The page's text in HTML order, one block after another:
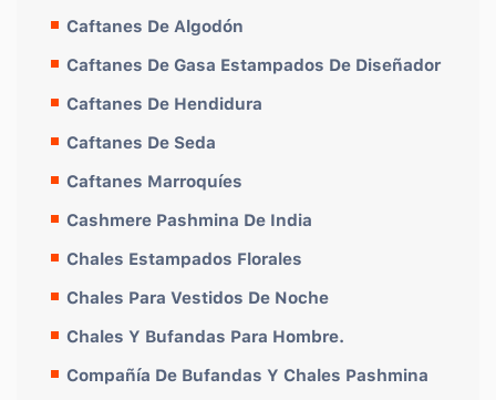
Caftanes De Algodón
Caftanes De Gasa Estampados De Diseñador
Caftanes De Hendidura
Caftanes De Seda
Caftanes Marroquíes
Cashmere Pashmina De India
Chales Estampados Florales
Chales Para Vestidos De Noche
Chales Y Bufandas Para Hombre.
Compañía De Bufandas Y Chales Pashmina